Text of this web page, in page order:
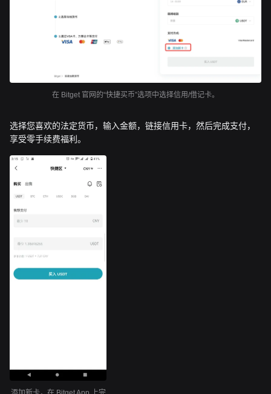
在 Bitget 官网的“快捷买币”选项中选择信用/借记卡。
选择您喜欢的法定货币，输入金额，链接信用卡，然后完成支付，
享受零手续费福利。